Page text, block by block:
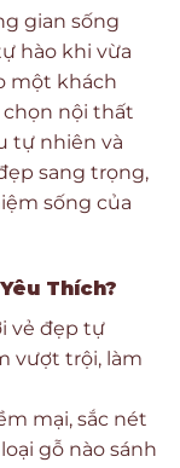
gian sống
hào khi vừa
một khách
chọn nội thất
tự nhiên và
sang trọng,
sống của
Thích?
vẻ đẹp tự
vượt trội, làm
mại, sắc nét
gỗ nào sánh